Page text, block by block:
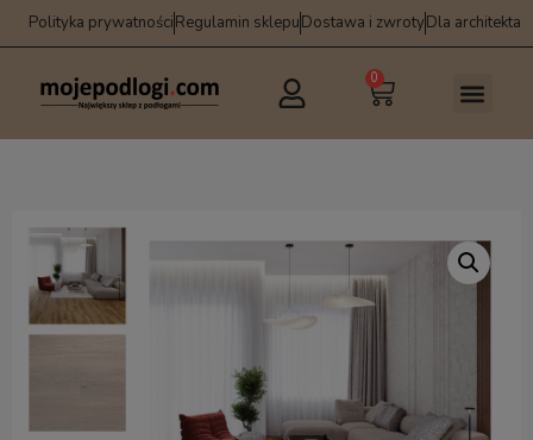
Polityka prywatnościRegulamin sklepuDostawa i zwrotyDla architekta
0